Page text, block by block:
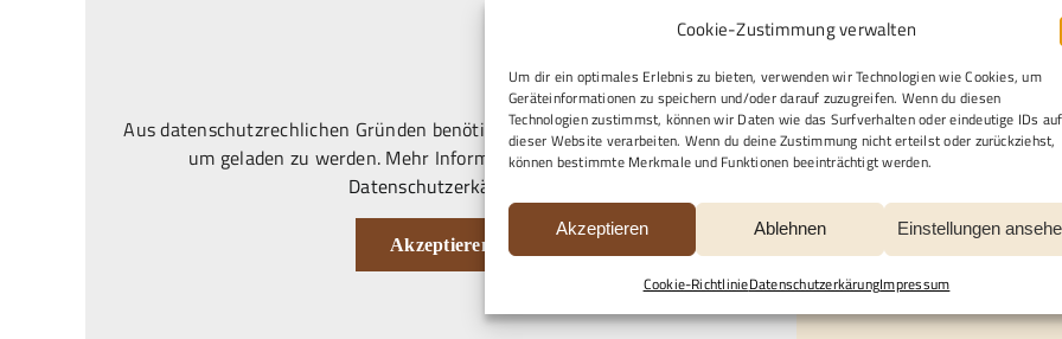
Cookie-Zustimmung verwalten
Um dir ein optimales Erlebnis zu bieten, verwenden wir Technologien wie Cookies, um
Geräteinformationen zu speichern und/oder darauf zuzugreifen. Wenn du diesen
Technologien zustimmst, können wir Daten wie das Surfverhalten oder eindeutige IDs auf
dieser Website verarbeiten. Wenn du deine Zustimmung nicht erteilst oder zurückziehst,
können bestimmte Merkmale und Funktionen beeinträchtigt werden.
Akzeptieren Ablehnen Einstellungen
Cookie-RichtlinieDatenschutzerkärungImpressum
Aus datenschutzrechlichen Gründen benötigt Google Maps Ihre Einwilligung
um geladen zu werden. Mehr Informationen finden Sie unter
Datenschutzerkärung
Akzeptieren
Gewünschte
Per E-Mail
Per Post
Ich / wir benötigen
Bestattungen
Restaurationen